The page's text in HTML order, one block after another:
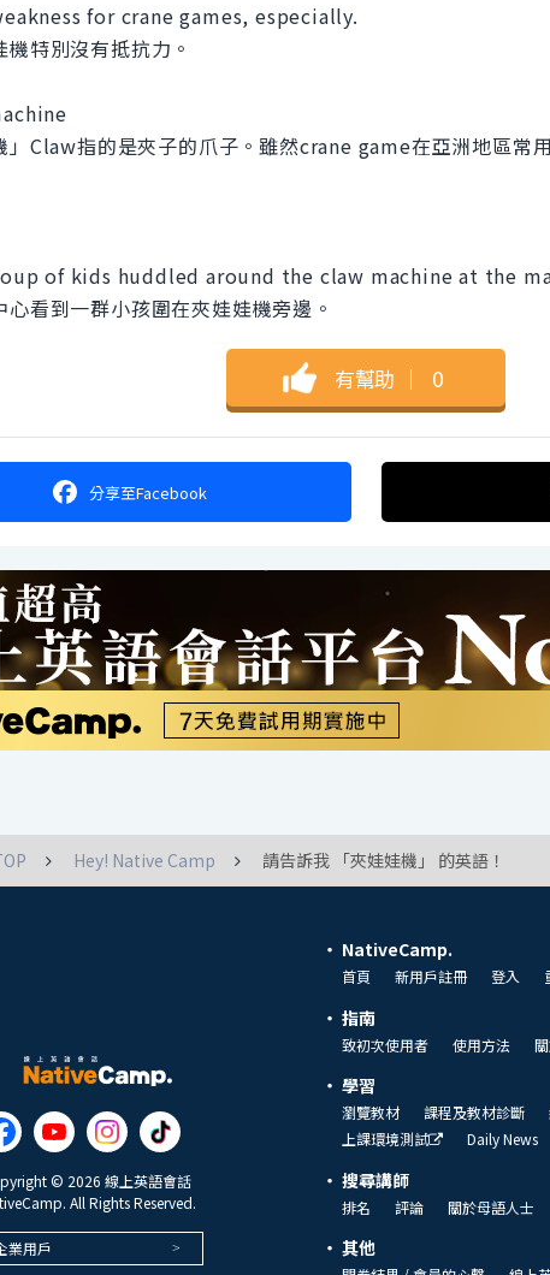
for crane games, especially.
特別沒有抵抗力。
」Claw指的是夾子的爪子。雖然crane game在亞洲地區常
of kids huddled around the claw machine at the
心看到一群小孩圍在夾娃娃機旁邊。
有幫助 ｜ 0
分享至Facebook
Hey! Native Camp 請告訴我 「夾娃娃機」 的英語！
© 2026 線上英語會話
All Rights Reserved.
業用戶
NativeCamp.
首頁 新用戶註冊 登入
指南
致初次使用者 使用方法
學習
瀏覽教材 課程及教材診斷
上課環境測試
Daily News
搜尋講師
排名 評論 關於母語人士
其他